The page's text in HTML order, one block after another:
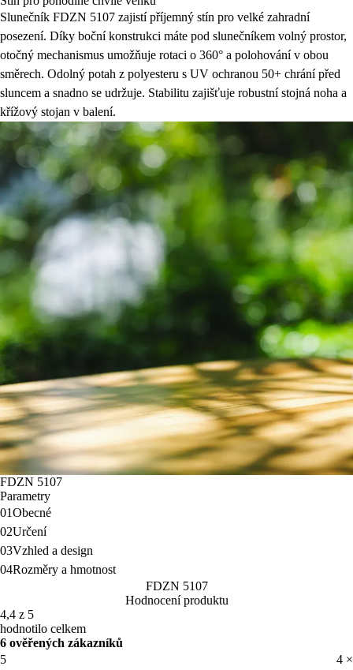
Slunečník FDZN 5107 zajistí příjemný stín pro velké zahradní
posezení. Díky boční konstrukci máte pod slunečníkem volný prostor,
otočný mechanismus umožňuje rotaci o 360° a polohování v obou
směrech. Odolný potah z polyesteru s UV ochranou 50+ chrání před
sluncem a snadno se udržuje. Stabilitu zajišťuje robustní stojná noha a
křížový stojan v balení.
FDZN 5107
Parametry
01Obecné
02Určení
03Vzhled a design
04Rozměry a hmotnost
FDZN 5107
Hodnocení produktu
4,4 z 5
hodnotilo celkem
6 ověřených zákazníků
5
4 ×